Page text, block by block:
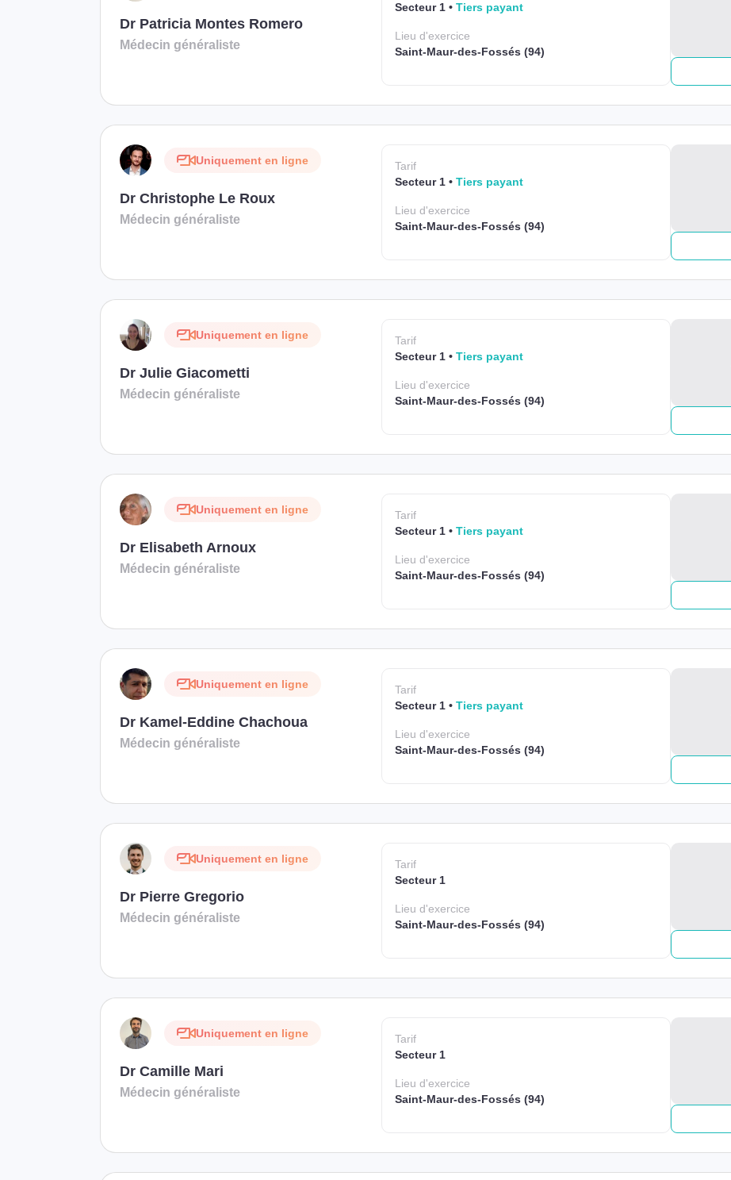
Dr Patricia Montes Romero
Médecin généraliste
Secteur 1
Tiers payant
Lieud'exercice
Saint-Maur-des-Fossés (94)
Uniquement en ligne
Dr Christophe Le Roux
Médecin généraliste
Tarif
Secteur 1
Tiers payant
Lieud'exercice
Saint-Maur-des-Fossés (94)
Uniquement en ligne
Dr Julie Giacometti
Médecin généraliste
Tarif
Secteur 1
Tiers payant
Lieud'exercice
Saint-Maur-des-Fossés (94)
Uniquement en ligne
Dr Elisabeth Arnoux
Médecin généraliste
Tarif
Secteur 1
Tiers payant
Lieud'exercice
Saint-Maur-des-Fossés (94)
Uniquement en ligne
Dr Kamel-Eddine Chachoua
Médecin généraliste
Tarif
Secteur 1
Tiers payant
Lieud'exercice
Saint-Maur-des-Fossés (94)
Uniquement en ligne
Dr Pierre Gregorio
Médecin généraliste
Tarif
Secteur 1
Lieud'exercice
Saint-Maur-des-Fossés (94)
Uniquement en ligne
Dr Camille Mari
Médecin généraliste
Tarif
Secteur 1
Lieud'exercice
Saint-Maur-des-Fossés (94)